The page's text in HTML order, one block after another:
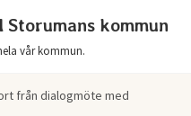
kommun
vår kommun.
från dialogmöte med